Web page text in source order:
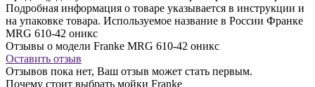
Подробная информация о товаре указывается в инструкции и
на упаковке товара. Используемое название в России Франке
MRG 610-42 оникс
Отзывы о модели Franke MRG 610-42 оникс
Оставить отзыв
Отзывов пока нет, Ваш отзыв может стать первым.
Почему стоит выбрать мойки Franke